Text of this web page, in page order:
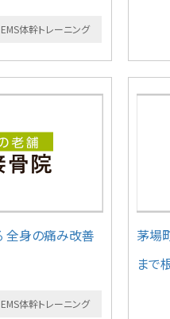
EMS体幹トレーニング
全身の痛み改善
EMS体幹トレーニング
茅場
まで